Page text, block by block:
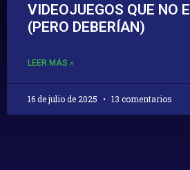
VIDEOJUEGOS QUE NO
(PERO DEBERÍAN)
LEER MÁS »
16 de julio de 2025 13 comentarios